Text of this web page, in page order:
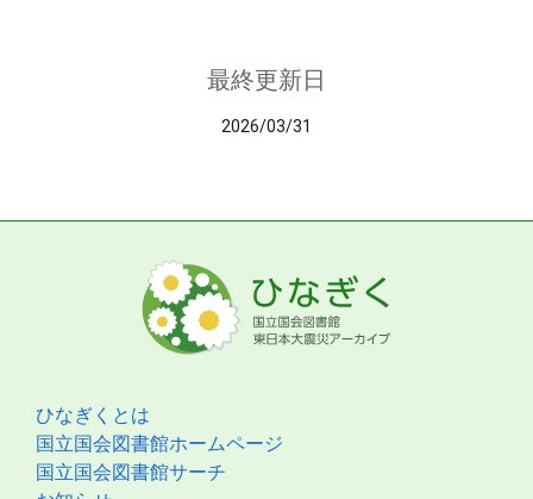
最終更新日
2026/03/31
ひなぎくとは
国立国会図書館ホームページ
国立国会図書館サーチ